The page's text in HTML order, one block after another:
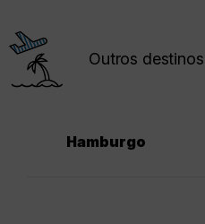
Outros
Hamburgo